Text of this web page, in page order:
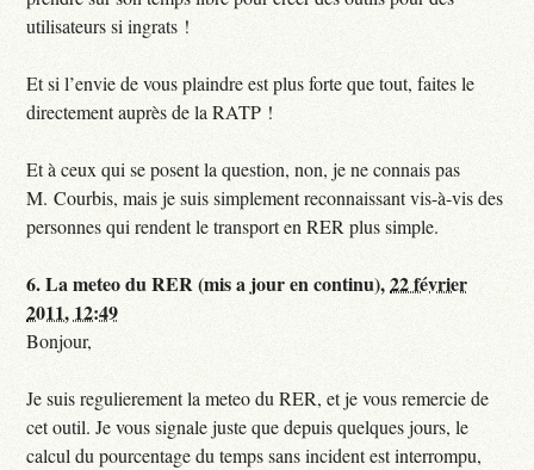
utilisateurs si ingrats !
Et si l’envie de vous plaindre est plus forte que tout, faites le
directement auprès de la RATP !
Et à ceux qui se posent la question, non, je ne connais pas
M. Courbis, mais je suis simplement reconnaissant vis-à-vis des
personnes qui rendent le transport en RER plus simple.
6.La meteo du RER (mis a jour en continu),22 février
2011, 12:49
Bonjour,
Je suis regulierement la meteo du RER, et je vous remercie de
cet outil. Je vous signale juste que depuis quelques jours, le
calcul du pourcentage du temps sans incident est interrompu,